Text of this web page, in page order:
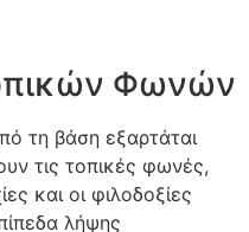
Φωνών
τη βάση εξαρτάται
τις τοπικές φωνές,
και οι φιλοδοξίες
λήψης